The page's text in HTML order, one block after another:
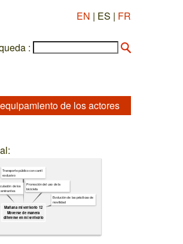
EN | ES | FR
:
de los actores
Mañana mi territorio 12
Moverse de manera
diferente en mi territorio
Evolución de las prácticas de
movilidad
Promoción del uso de la
bicicleta
Transporte público con carril
exclusivo
de los